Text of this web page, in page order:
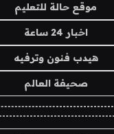
موقع حالة للتعليم
اخبار 24 ساعة
هيدب فنون وترفيه
صحيفة العالم